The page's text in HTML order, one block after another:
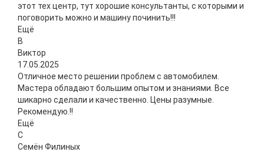
этот тех центр, тут хорошие консультанты, с которыми и
поговорить можно и машину починить!!!
Ещё
В
Виктор
17.05.2025
Отличное место решении проблем с автомобилем.
Мастера обладают большим опытом и знаниями. Все
шикарно сделали и качественно. Цены разумные.
Рекомендую.!!
Ещё
С
Семён Филиных